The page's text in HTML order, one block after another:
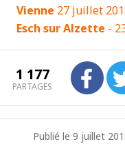
Vienne 27 juillet
Esch sur Alzette -
1 177
PARTAGES
Publié le 9 juillet